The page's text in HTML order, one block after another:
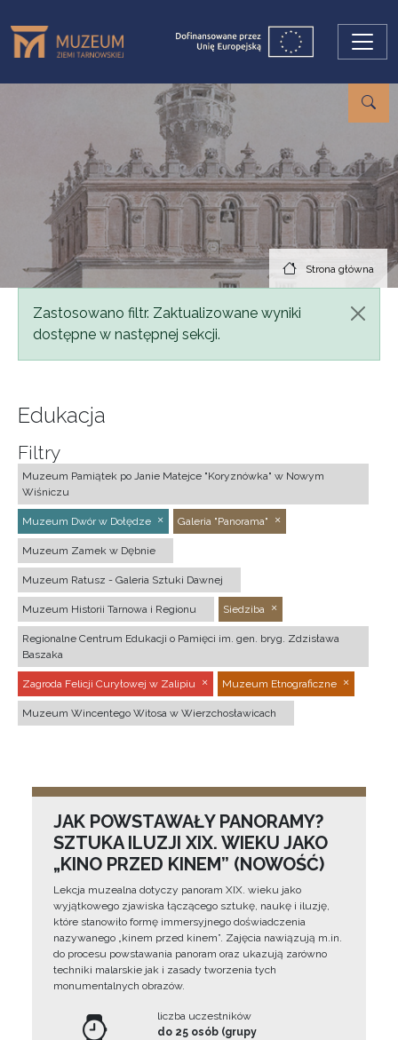
Strona główna
Komunikat
Zastosowano filtr. Zaktualizowane wyniki
dostępne w następnej sekcji.
Edukacja
Filtry
Muzeum Pamiątek po Janie Matejce "Koryznówka" w Nowym
Wiśniczu
Muzeum Dwór w Dołędze Galeria "Panorama"
Muzeum Zamek w Dębnie
Muzeum Ratusz - Galeria Sztuki Dawnej
Muzeum Historii Tarnowa i Regionu Siedziba
Regionalne Centrum Edukacji o Pamięci im. gen. bryg. Zdzisława
Baszaka
Zagroda Felicji Curyłowej w Zalipiu Muzeum Etnograficzne
Muzeum Wincentego Witosa w Wierzchosławicach
JAK POWSTAWAŁY PANORAMY?
SZTUKA ILUZJI XIX. WIEKU JAKO
„KINO PRZED KINEM” (NOWOŚĆ)
Lekcja muzealna dotyczy panoram XIX. wieku jako
wyjątkowego zjawiska łączącego sztukę, naukę i iluzję,
które stanowiło formę immersyjnego doświadczenia
nazywanego „kinem przed kinem”. Zajęcia nawiązują m.in.
do procesu powstawania panoram oraz ukazują zarówno
techniki malarskie jak i zasady tworzenia tych
monumentalnych obrazów.
liczba uczestników
do 25 osób (grupy